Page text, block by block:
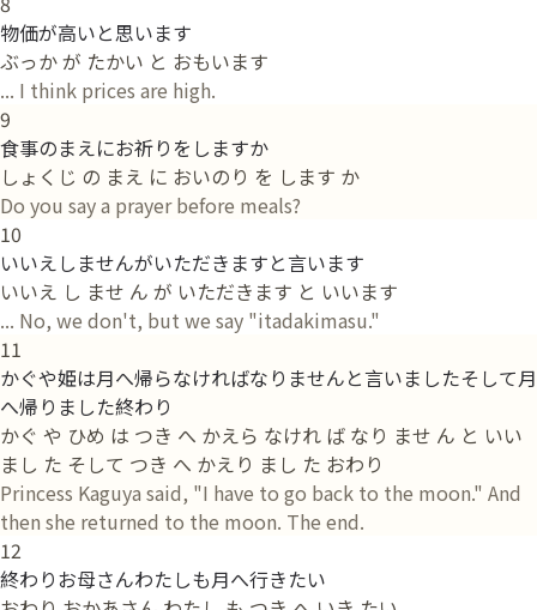
物価が高いと思います
ぶっか が たかい と おもいます
... I think prices are high.
9
食事のまえにお祈りをしますか
しょくじ の まえ に おいのり を します か
Do you say a prayer before meals?
10
いいえしませんがいただきますと言います
いいえ し ませ ん が いただきます と いいます
... No, we don't, but we say "itadakimasu."
11
かぐや姫は月へ帰らなければなりませんと言いましたそして月
へ帰りました終わり
かぐ や ひめ は つき へ かえら なけれ ば なり ませ ん と いい
まし た そして つき へ かえり まし た おわり
Princess Kaguya said, "I have to go back to the moon." And
then she returned to the moon. The end.
12
終わりお母さんわたしも月へ行きたい